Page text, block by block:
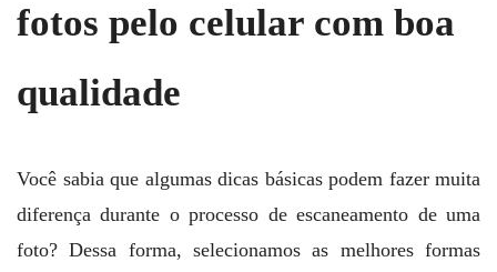
fotos pelo celular com boa
qualidade
Você sabia que algumas dicas básicas podem fazer muita
diferença durante o processo de escaneamento de uma
foto? Dessa forma, selecionamos as melhores formas